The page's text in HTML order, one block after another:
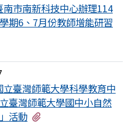
南市南新科技中心辦理114
期6、7月份教師增能研習
立臺灣師範大學科學教育中
臺灣師範大學國中小自然
活動